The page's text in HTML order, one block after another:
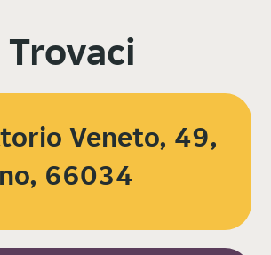
Trovaci
Veneto, 49,
66034